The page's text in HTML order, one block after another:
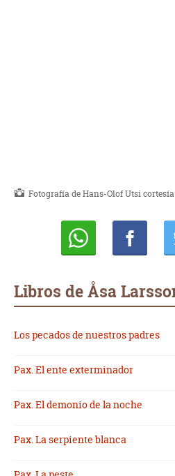
Fotografía de Hans-Olof Utsi
Libros de Åsa
Los pecados de nuestros padres
Pax. El ente exterminador
Pax. El demonio de la noche
Pax. La serpiente blanca